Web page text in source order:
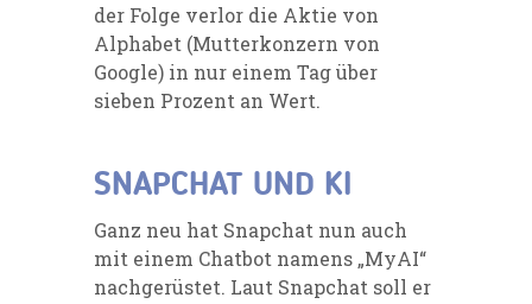
der Folge verlor die Aktie von
Alphabet (Mutterkonzern von
Google) in nur einem Tag über
sieben Prozent an Wert.
SNAPCHAT UND KI
Ganz neu hat Snapchat nun auch
mit einem Chatbot namens „MyAI“
nachgerüstet. Laut Snapchat soll er